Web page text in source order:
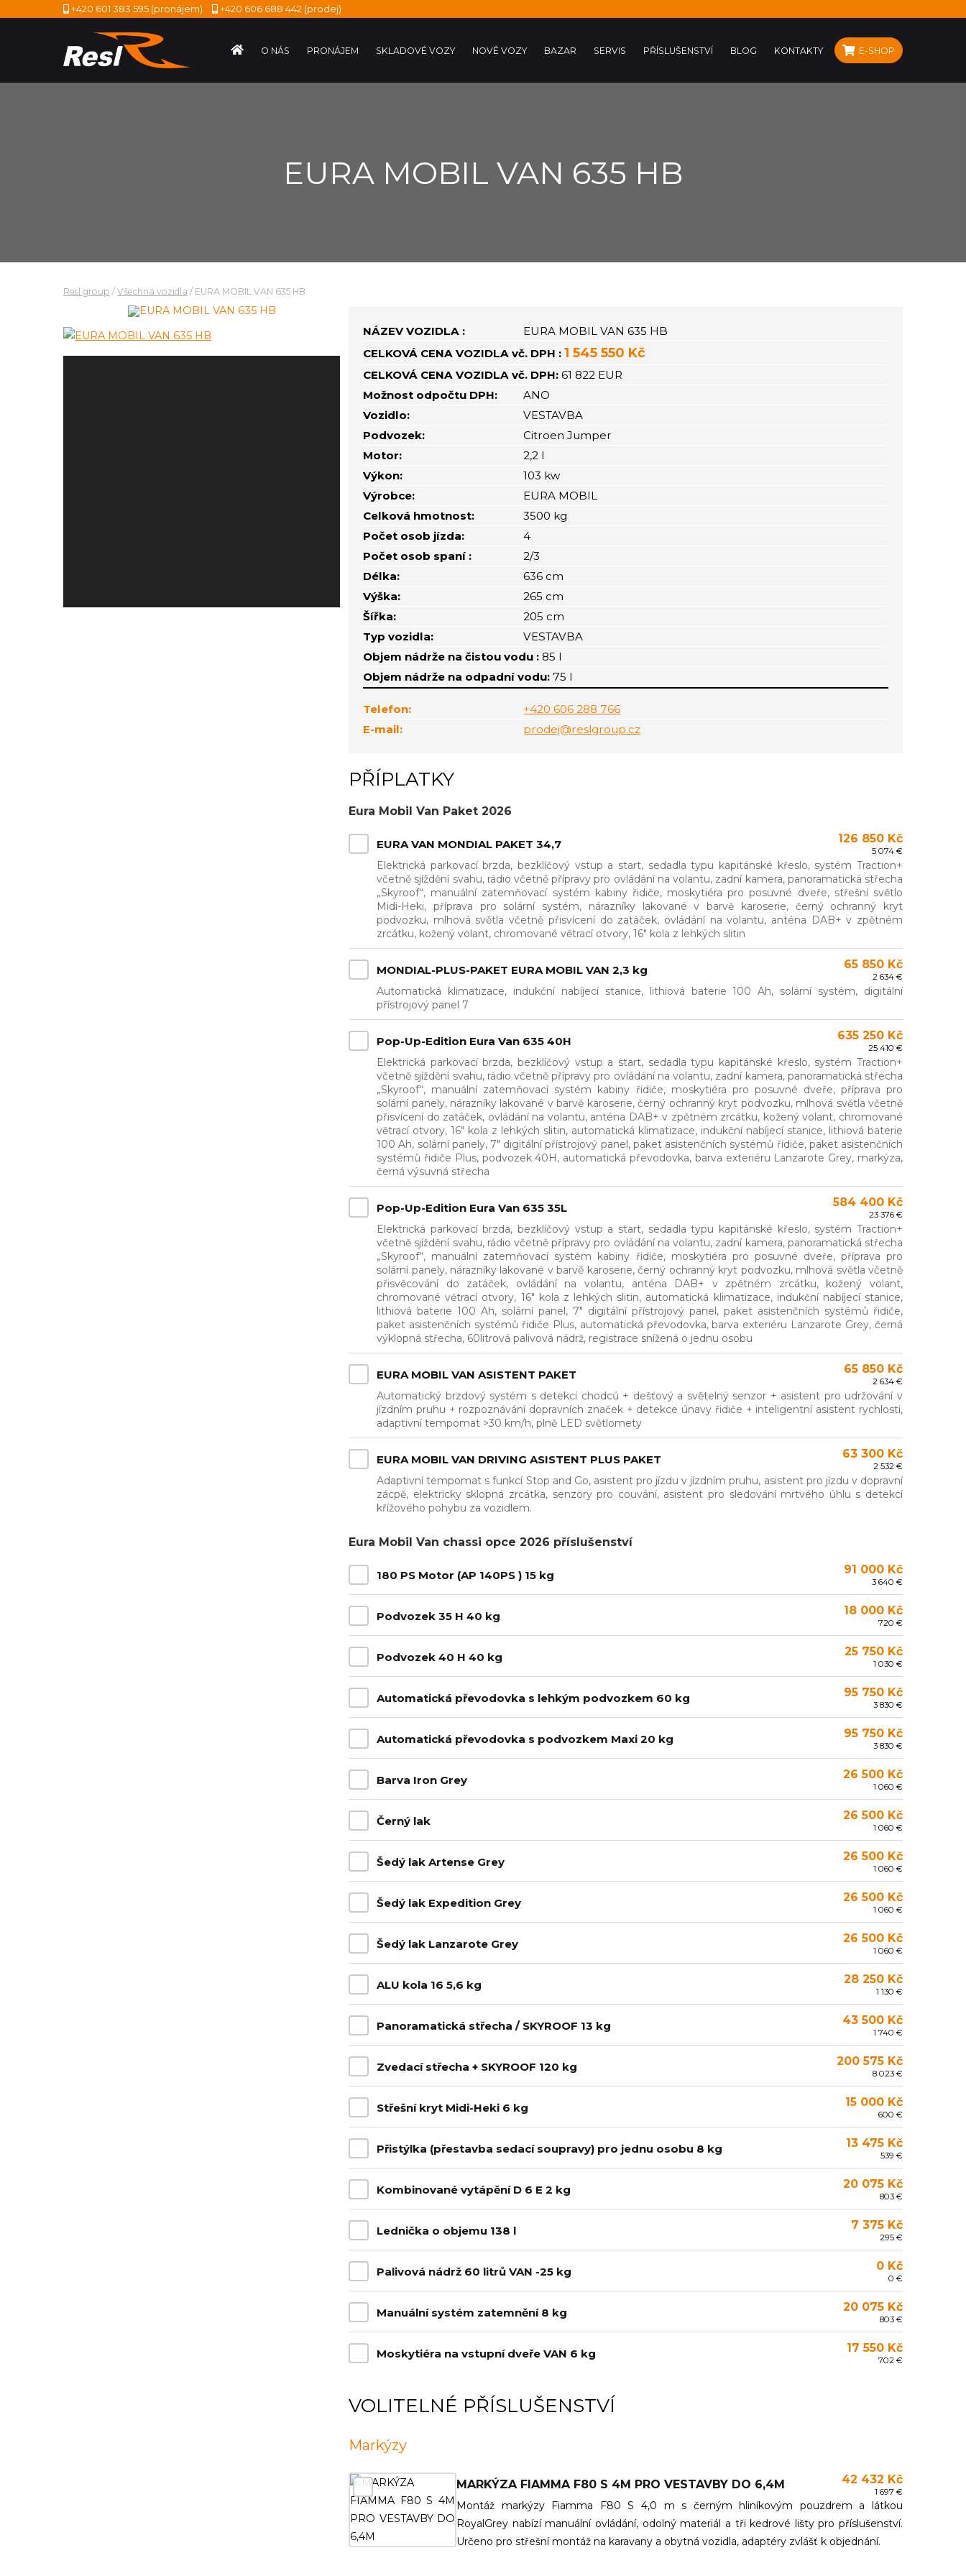
+420 601 383 595 (pronájem) +420 606 688 442 (prodej)
O NÁS PRONÁJEM SKLADOVÉ VOZY NOVÉ VOZY BAZAR SERVIS PŘÍSLUŠENSTVÍ BLOG KONTAKTY E-SHOP
EURA MOBIL VAN 635 HB
Resl group / Všechna vozidla / EURA MOBIL VAN 635 HB
NÁZEV VOZIDLA :
EURA MOBIL VAN 635 HB
CELKOVÁ CENA VOZIDLA vč. DPH : 1 545 550 Kč
CELKOVÁ CENA VOZIDLA vč. DPH: 61 822 EUR
Možnost odpočtu DPH:
ANO
Vozidlo:
VESTAVBA
Podvozek:
Citroen Jumper
Motor:
2,2 l
Výkon:
103 kw
Výrobce:
EURA MOBIL
Celková hmotnost:
3500 kg
Počet osob jízda:
4
Počet osob spaní :
2/3
Délka:
636 cm
Výška:
265 cm
Šířka:
205 cm
Typ vozidla:
VESTAVBA
Objem nádrže na čistou vodu : 85 l
Objem nádrže na odpadní vodu: 75 l
Telefon:
+420 606 288 766
E-mail:
prodej@reslgroup.cz
PŘÍPLATKY
Eura Mobil Van Paket 2026
EURA VAN MONDIAL PAKET 34,7 126 850 Kč
5 074 €
Elektrická parkovací brzda, bezklíčový vstup a start, sedadla typu kapitánské křeslo, systém Traction+
včetně sjíždění svahu, rádio včetně přípravy pro ovládání na volantu, zadní kamera, panoramatická střecha
„Skyroof“, manuální zatemňovací systém kabiny řidiče, moskytiéra pro posuvné dveře, střešní světlo
Midi-Heki, příprava pro solární systém, nárazníky lakované v barvě karoserie, černý ochranný kryt
podvozku, mlhová světla včetně přisvícení do zatáček, ovládání na volantu, anténa DAB+ v zpětném
zrcátku, kožený volant, chromované větrací otvory, 16" kola z lehkých slitin
MONDIAL-PLUS-PAKET EURA MOBIL VAN 2,3 kg 65 850 Kč
2 634 €
Automatická klimatizace, indukční nabíjecí stanice, lithiová baterie 100 Ah, solární systém, digitální
přístrojový panel 7
Pop-Up-Edition Eura Van 635 40H 635 250 Kč
25 410 €
Elektrická parkovací brzda, bezklíčový vstup a start, sedadla typu kapitánské křeslo, systém Traction+
včetně sjíždění svahu, rádio včetně přípravy pro ovládání na volantu, zadní kamera, panoramatická střecha
„Skyroof“, manuální zatemňovací systém kabiny řidiče, moskytiéra pro posuvné dveře, příprava pro
solární panely, nárazníky lakované v barvě karoserie, černý ochranný kryt podvozku, mlhová světla včetně
přisvícení do zatáček, ovládání na volantu, anténa DAB+ v zpětném zrcátku, kožený volant, chromované
větrací otvory, 16" kola z lehkých slitin, automatická klimatizace, indukční nabíjecí stanice, lithiová baterie
100 Ah, solární panely, 7" digitální přístrojový panel, paket asistenčních systémů řidiče, paket asistenčních
systémů řidiče Plus, podvozek 40H, automatická převodovka, barva exteriéru Lanzarote Grey, markýza,
černá výsuvná střecha
Pop-Up-Edition Eura Van 635 35L 584 400 Kč
23 376 €
Elektrická parkovací brzda, bezklíčový vstup a start, sedadla typu kapitánské křeslo, systém Traction+
včetně sjíždění svahu, rádio včetně přípravy pro ovládání na volantu, zadní kamera, panoramatická střecha
„Skyroof“, manuální zatemňovací systém kabiny řidiče, moskytiéra pro posuvné dveře, příprava pro
solární panely, nárazníky lakované v barvě karoserie, černý ochranný kryt podvozku, mlhová světla včetně
přisvěcování do zatáček, ovládání na volantu, anténa DAB+ v zpětném zrcátku, kožený volant,
chromované větrací otvory, 16" kola z lehkých slitin, automatická klimatizace, indukční nabíjecí stanice,
lithiová baterie 100 Ah, solární panel, 7" digitální přístrojový panel, paket asistenčních systémů řidiče,
paket asistenčních systémů řidiče Plus, automatická převodovka, barva exteriéru Lanzarote Grey, černá
výklopná střecha, 60litrová palivová nádrž, registrace snížená o jednu osobu
EURA MOBIL VAN ASISTENT PAKET 65 850 Kč
2 634 €
Automatický brzdový systém s detekcí chodců + dešťový a světelný senzor + asistent pro udržování v
jízdním pruhu + rozpoznávání dopravních značek + detekce únavy řidiče + inteligentní asistent rychlosti,
adaptivní tempomat >30 km/h, plně LED světlomety
EURA MOBIL VAN DRIVING ASISTENT PLUS PAKET 63 300 Kč
2 532 €
Adaptivní tempomat s funkcí Stop and Go, asistent pro jízdu v jízdním pruhu, asistent pro jízdu v dopravní
zácpě, elektricky sklopná zrcátka, senzory pro couvání, asistent pro sledování mrtvého úhlu s detekcí
křížového pohybu za vozidlem.
Eura Mobil Van chassi opce 2026 příslušenství
180 PS Motor (AP 140PS ) 15 kg 91 000 Kč
3 640 €
Podvozek 35 H 40 kg 18 000 Kč
720 €
Podvozek 40 H 40 kg 25 750 Kč
1 030 €
Automatická převodovka s lehkým podvozkem 60 kg 95 750 Kč
3 830 €
Automatická převodovka s podvozkem Maxi 20 kg 95 750 Kč
3 830 €
Barva Iron Grey 26 500 Kč
1 060 €
Černý lak 26 500 Kč
1 060 €
Šedý lak Artense Grey 26 500 Kč
1 060 €
Šedý lak Expedition Grey 26 500 Kč
1 060 €
Šedý lak Lanzarote Grey 26 500 Kč
1 060 €
ALU kola 16 5,6 kg 28 250 Kč
1 130 €
Panoramatická střecha / SKYROOF 13 kg 43 500 Kč
1 740 €
Zvedací střecha + SKYROOF 120 kg 200 575 Kč
8 023 €
Střešní kryt Midi-Heki 6 kg 15 000 Kč
600 €
Přistýlka (přestavba sedací soupravy) pro jednu osobu 8 kg 13 475 Kč
539 €
Kombinované vytápění D 6 E 2 kg 20 075 Kč
803 €
Lednička o objemu 138 l 7 375 Kč
295 €
Palivová nádrž 60 litrů VAN -25 kg 0 Kč
0 €
Manuální systém zatemnění 8 kg 20 075 Kč
803 €
Moskytiéra na vstupní dveře VAN 6 kg 17 550 Kč
702 €
VOLITELNÉ PŘÍSLUŠENSTVÍ
Markýzy
MARKÝZA FIAMMA F80 S 4M PRO VESTAVBY DO 6,4M 42 432 Kč
1 697 €
Montáž markýzy Fiamma F80 S 4,0 m s černým hliníkovým pouzdrem a látkou
RoyalGrey nabízí manuální ovládání, odolný materiál a tři kedrové lišty pro příslušenství.
Určeno pro střešní montáž na karavany a obytná vozidla, adaptéry zvlášť k objednání.